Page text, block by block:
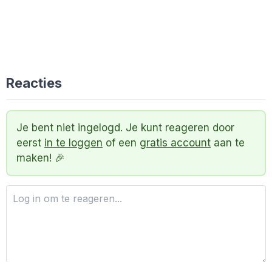
Reacties
Je bent niet ingelogd. Je kunt reageren door
eerst in te loggen of een gratis account aan te
maken! 🎉